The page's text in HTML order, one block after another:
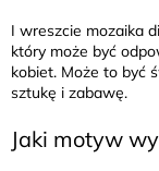
I wreszcie mozaika
który może być
kobiet. Może to być
sztukę i zabawę.
Jaki motyw